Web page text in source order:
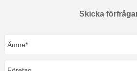
Skicka